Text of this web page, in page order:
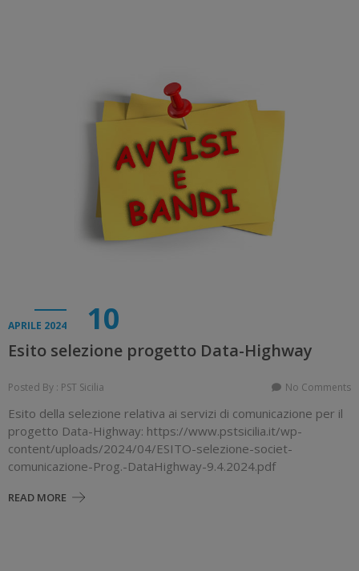
APRILE 2024 10
Esito selezione progetto Data-Highway
Posted By : PST Sicilia No Comments
Esito della selezione relativa ai servizi di comunicazione per il
progetto Data-Highway: https://www.pstsicilia.it/wp-
content/uploads/2024/04/ESITO-selezione-societ-
comunicazione-Prog.-DataHighway-9.4.2024.pdf
READ MORE